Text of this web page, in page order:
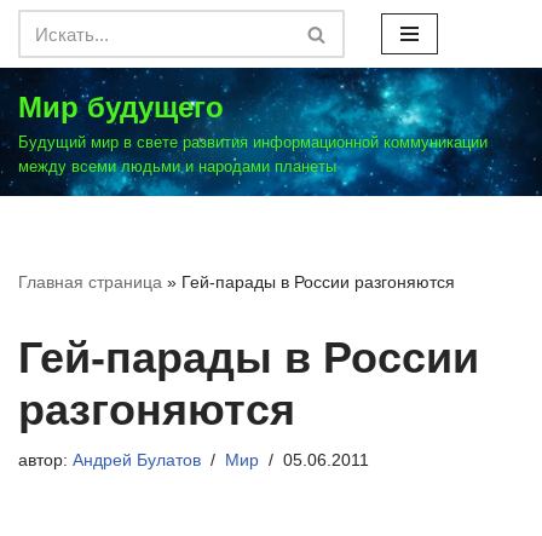
Перейти
к
содержимому
Мир будущего
Будущий мир в свете развития информационной коммуникации
между всеми людьми и народами планеты
Главная страница » Гей-парады в России разгоняются
Гей-парады в России
разгоняются
автор: Андрей Булатов Мир 05.06.2011